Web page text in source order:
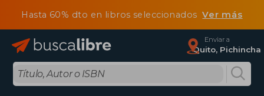
Hasta 60% dto en libros seleccionadosVer más
Enviar a
Quito, Pichincha